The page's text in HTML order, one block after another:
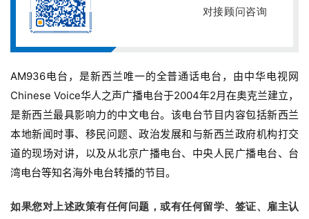
对接顾问咨询
AM936电台，是新西兰唯一的全普通话电台，由中华电视网
Chinese Voice华人之声广播电台于2004年2月在奥克兰建立，
是新西兰最具影响力的中文电台。该电台节目内容包括新西兰
本地新闻时事、移民问题、政治发展和与新西兰政府机构打交
道的现场对讲，以及从北京广播电台、中央人民广播电台、台
湾电台等知名海外电台转播的节目。
如果您对上述政策有任何问题，或有任何留学、签证、雇主认